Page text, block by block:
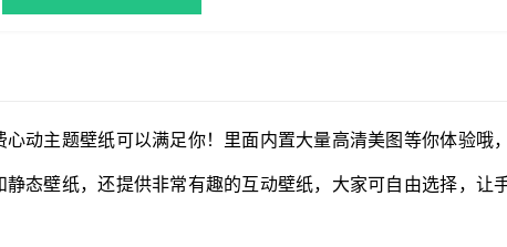
动主题壁纸可以满足你！里面内置大量高清美图等你体验哦
态壁纸，还提供非常有趣的互动壁纸，大家可自由选择，让